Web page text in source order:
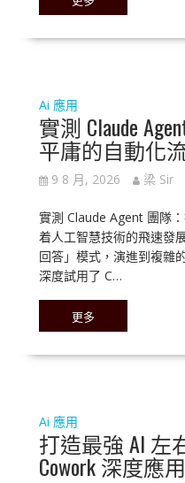
Ai 應用
實測 Claude
平庸的自動化
9 8 月, 2026 梁 Sir
實測 Claude Agent 團隊
着人工智慧技術的飛速發
回答」模式，演進到複雜
深度試用了 C…
更多
Ai 應用
打造最強 AI 左
Cowork 深度應用